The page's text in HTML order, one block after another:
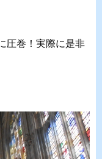
圧巻！実際に是非